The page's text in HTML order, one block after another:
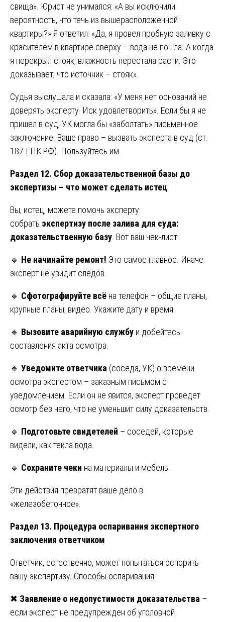
свища». Юрист не унимался: «А вы исключили
вероятность, что течь из вышерасположенной
квартиры?» Я ответил: «Да, я провел пробную заливку с
красителем в квартире сверху – вода не пошла. А когда
я перекрыл стояк, влажность перестала расти. Это
доказывает, что источник – стояк».
Судья выслушала и сказала: «У меня нет оснований не
доверять эксперту. Иск удовлетворить». Если бы я не
пришел в суд, УК могла бы «заболтать» письменное
заключение. Ваше право – вызвать эксперта в суд (ст.
187 ГПК РФ). Пользуйтесь им.
Раздел 12. Сбор доказательственной базы до
экспертизы – что может сделать истец
Вы, истец, можете помочь эксперту
собрать экспертизу после залива для суда:
доказательственную базу . Вот ваш чек-лист:
🔹 Не начинайте ремонт! Это самое главное. Иначе
эксперт не увидит следов.
🔹 Сфотографируйте всё на телефон – общие планы,
крупные планы, видео. Укажите дату и время.
🔹 Вызовите аварийную службу и добейтесь
составления акта осмотра.
🔹 Уведомите ответчика (соседа, УК) о времени
осмотра экспертом – заказным письмом с
уведомлением. Если он не явится, эксперт проведет
осмотр без него, что не уменьшит силу доказательств.
🔹 Подготовьте свидетелей – соседей, которые
видели, как текла вода.
🔹 Сохраните чеки на материалы и мебель.
Эти действия превратят ваше дело в
«железобетонное».
Раздел 13. Процедура оспаривания экспертного
заключения ответчиком
Ответчик, естественно, может попытаться оспорить
вашу экспертизу. Способы оспаривания:
✖ Заявление о недопустимости доказательства –
если эксперт не предупрежден об уголовной